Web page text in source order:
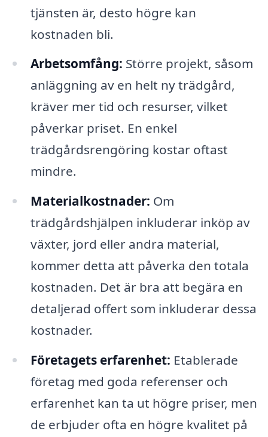
tjänsten är, desto högre kan
kostnaden bli.
Arbetsomfång: Större projekt, såsom
anläggning av en helt ny trädgård,
kräver mer tid och resurser, vilket
påverkar priset. En enkel
trädgårdsrengöring kostar oftast
mindre.
Materialkostnader: Om
trädgårdshjälpen inkluderar inköp av
växter, jord eller andra material,
kommer detta att påverka den totala
kostnaden. Det är bra att begära en
detaljerad offert som inkluderar dessa
kostnader.
Företagets erfarenhet: Etablerade
företag med goda referenser och
erfarenhet kan ta ut högre priser, men
de erbjuder ofta en högre kvalitet på